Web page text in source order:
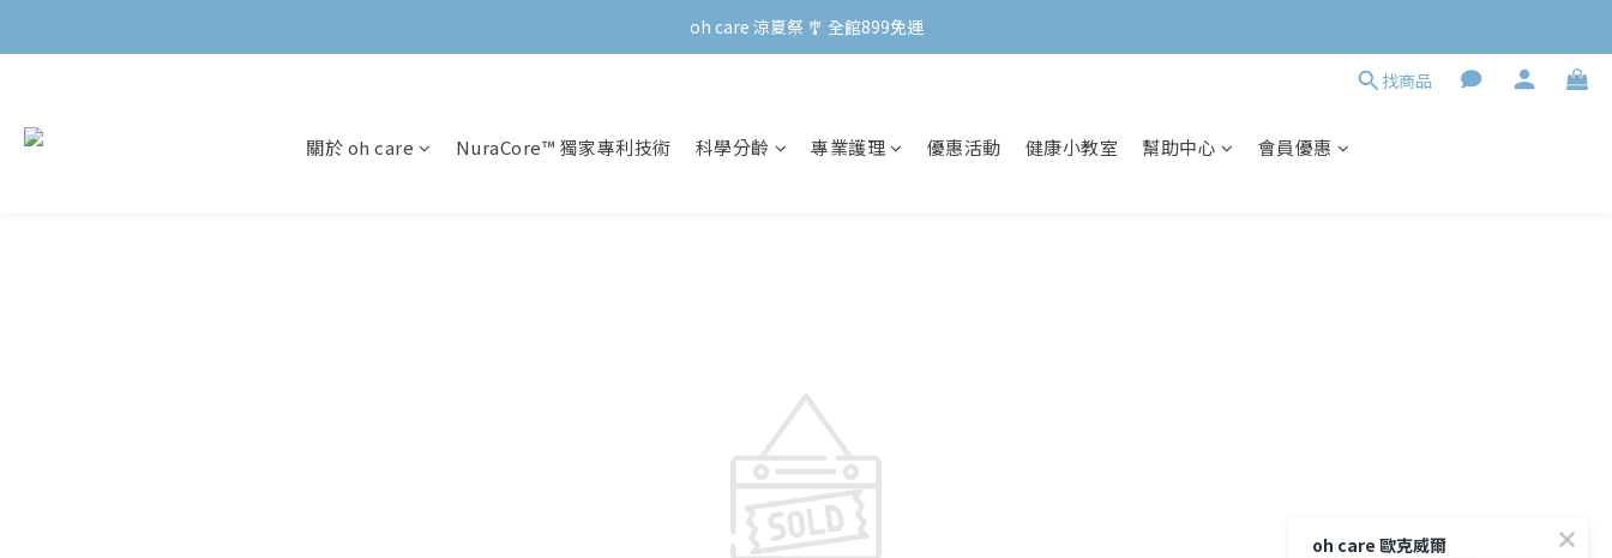
oh care 涼夏祭 🎐 全館899免運
oh care 涼夏祭 🎐 全館899免運
oh care 涼夏祭 🎐 全館899免運
找商品
關於 oh care NuraCore™ 獨家專利技術 科學分齡 專業護理 優惠活動 健康小教室 幫助中心 會員優惠
oh care 歐克威爾